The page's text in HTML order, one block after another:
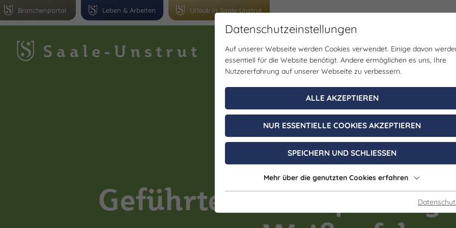
Urlaub in Saale-Unstrut
Leben & Arbeiten
Branchenportal
Gruppenreisen Schülerreisen Tagungen &
Führung
Geführter
Datenschutzeinstellungen
Auf unserer Webseite werden Cookies verwendet. Einige davon
essentiell für die Website benötigt. Andere ermöglichen es uns, Ihre
Nutzererfahrung auf unserer Webseite zu verbessern.
ALLE AKZEPTIEREN
NUR ESSENTIELLE COOKIES AKZEPTIEREN
SPEICHERN UND SCHLIESSEN
Mehr über die genutzten Cookies erfahren